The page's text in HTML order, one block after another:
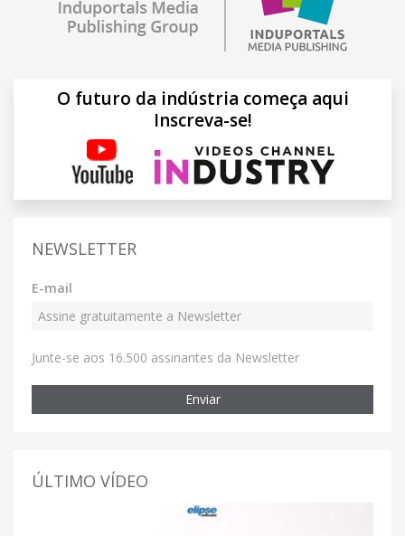
O futuro da indústria começa aqui
Inscreva-se!
NEWSLETTER
E-mail
Junte-se aos 16.500 assinantes da Newsletter
Enviar
ÚLTIMO VÍDEO